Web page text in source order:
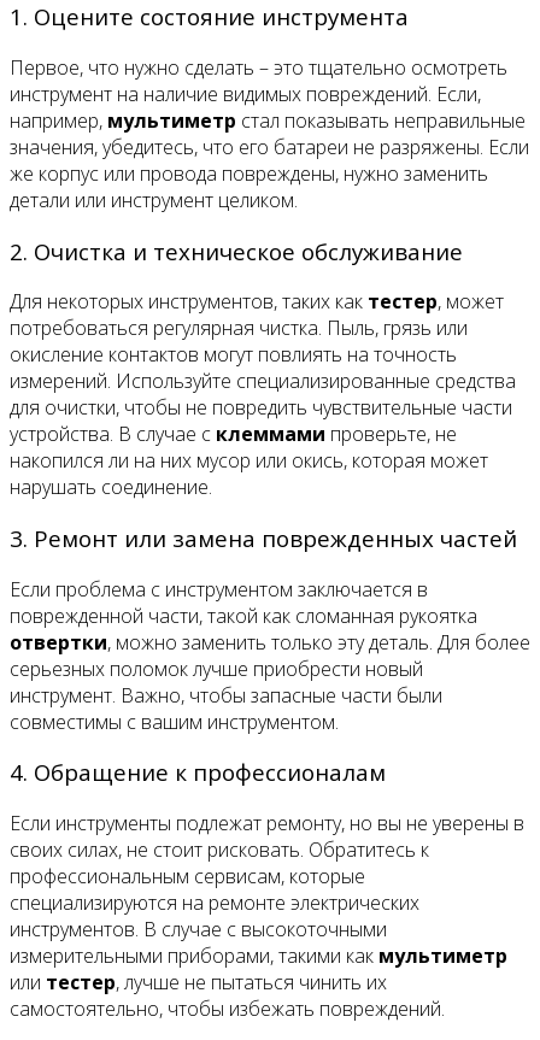
1. Оцените состояние инструмента
Первое, что нужно сделать – это тщательно осмотреть
инструмент на наличие видимых повреждений. Если,
например, мультиметр стал показывать неправильные
значения, убедитесь, что его батареи не разряжены. Если
же корпус или провода повреждены, нужно заменить
детали или инструмент целиком.
2. Очистка и техническое обслуживание
Для некоторых инструментов, таких как тестер, может
потребоваться регулярная чистка. Пыль, грязь или
окисление контактов могут повлиять на точность
измерений. Используйте специализированные средства
для очистки, чтобы не повредить чувствительные части
устройства. В случае с клеммами проверьте, не
накопился ли на них мусор или окись, которая может
нарушать соединение.
3. Ремонт или замена поврежденных частей
Если проблема с инструментом заключается в
поврежденной части, такой как сломанная рукоятка
отвертки, можно заменить только эту деталь. Для более
серьезных поломок лучше приобрести новый
инструмент. Важно, чтобы запасные части были
совместимы с вашим инструментом.
4. Обращение к профессионалам
Если инструменты подлежат ремонту, но вы не уверены в
своих силах, не стоит рисковать. Обратитесь к
профессиональным сервисам, которые
специализируются на ремонте электрических
инструментов. В случае с высокоточными
измерительными приборами, такими как мультиметр
или тестер, лучше не пытаться чинить их
самостоятельно, чтобы избежать повреждений.